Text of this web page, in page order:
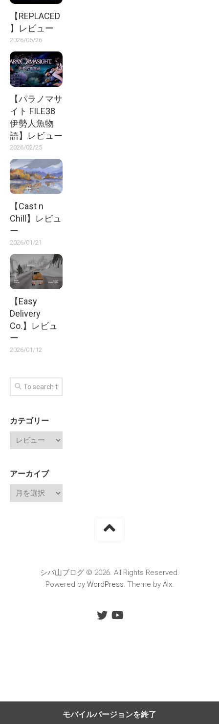
【REPLACED
】レビュー
2026/05/26
【パラノマサ
イト FILE38
伊勢人魚物
語】レビュー
2026/02/25
【Cast n
Chill】レビュ
ー
2026/01/21
【Easy
Delivery
Co.】レビュ
ー
2026/01/12
カテゴリー
アーカイブ
シバ山ブログ © 2026. All Rights Reserved.
Powered by WordPress. Theme by Alx.
モバイルバージョンを終了